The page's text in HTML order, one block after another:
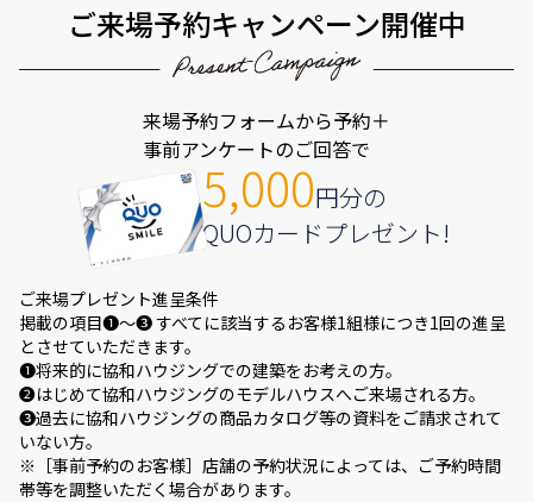
ご来場予約キャンペーン開催中
5,000円分の
QUOカードプレゼント!
来場予約フォームから予約＋
事前アンケートのご回答で
ご来場プレゼント進呈条件
掲載の項目❶～❸ すべてに該当するお客様1組様につき1回の進呈
とさせていただきます。
❶将来的に協和ハウジングでの建築をお考えの方。
❷はじめて協和ハウジングのモデルハウスへご来場される方。
❸過去に協和ハウジングの商品カタログ等の資料をご請求されて
いない方。
※［事前予約のお客様］店舗の予約状況によっては、ご予約時間
帯等を調整いただく場合があります。